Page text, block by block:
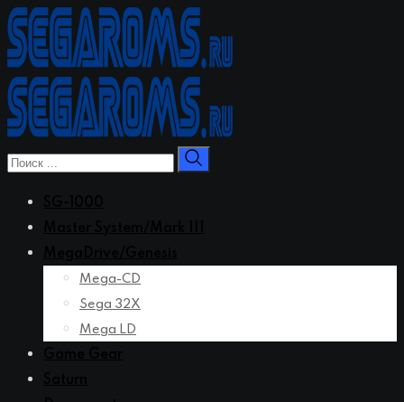
Перейти
к
контенту
Mega-CD
Sega 32X
Mega LD